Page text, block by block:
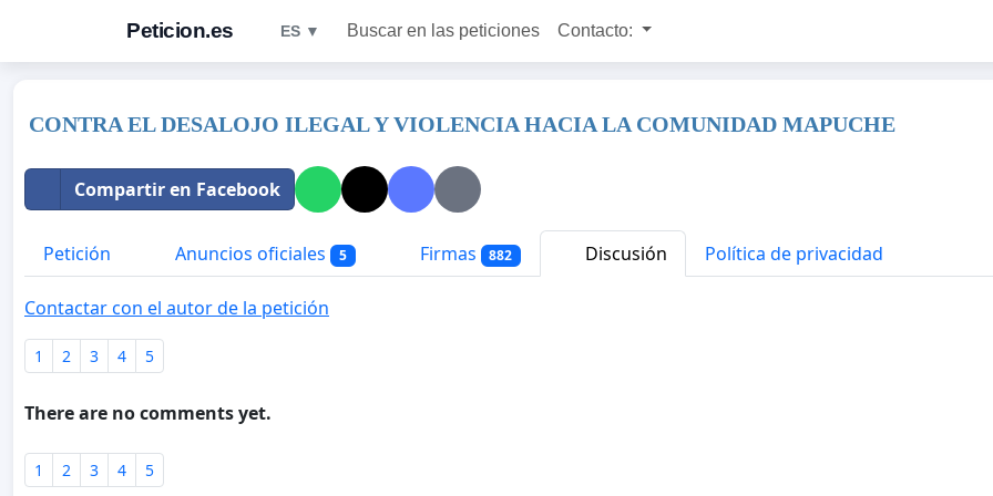
Peticion.es ES ▼ Buscar en las peticiones Contacto:
CONTRA EL DESALOJO ILEGAL Y VIOLENCIA HACIA LA COMUNIDAD MAPUCHE
Compartir en Facebook
Petición Anuncios oficiales 5 Firmas 882 Discusión Política de privacidad
Contactar con el autor de la petición
1 2 3 4 5
There are no comments yet.
1 2 3 4 5